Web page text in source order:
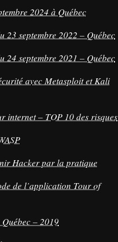
2024 à Québec
23 septembre 2022 – Québec
24 septembre 2021 – Québec
avec Metasploit et Kali
internet – TOP 10 des risques
Hacker par la pratique
de l’application Tour of
– 2019